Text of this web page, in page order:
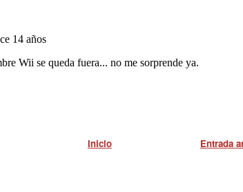
Entrada
Inicio